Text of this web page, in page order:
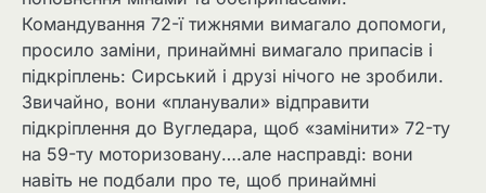
Командування 72-ї тижнями вимагало допомоги,
просило заміни, принаймні вимагало припасів і
підкріплень: Сирський і друзі нічого не зробили.
Звичайно, вони «планували» відправити
підкріплення до Вугледара, щоб «замінити» 72-ту
на 59-ту моторизовану….але насправді: вони
навіть не подбали про те, щоб принаймні